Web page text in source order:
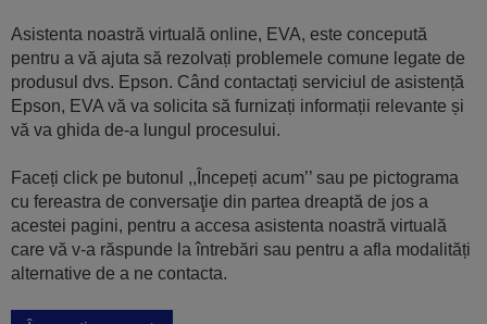
Asistenta noastră virtuală online, EVA, este concepută
pentru a vă ajuta să rezolvați problemele comune legate de
produsul dvs. Epson. Când contactați serviciul de asistență
Epson, EVA vă va solicita să furnizați informații relevante și
vă va ghida de-a lungul procesului.
Faceți click pe butonul ,,Începeți acum’’ sau pe pictograma
cu fereastra de conversaţie din partea dreaptă de jos a
acestei pagini, pentru a accesa asistenta noastră virtuală
care vă v-a răspunde la întrebări sau pentru a afla modalități
alternative de a ne contacta.